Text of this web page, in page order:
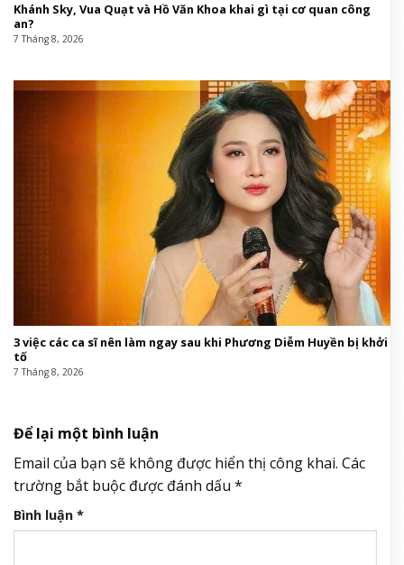
Khánh Sky, Vua Quạt và Hồ Văn Khoa khai gì tại cơ quan công
an?
7 Tháng 8, 2026
3 việc các ca sĩ nên làm ngay sau khi Phương Diễm Huyền bị khởi
tố
7 Tháng 8, 2026
Để lại một bình luận
Email của bạn sẽ không được hiển thị công khai. Các
trường bắt buộc được đánh dấu *
Bình luận *